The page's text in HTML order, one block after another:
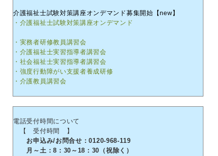
介護福祉士試験対策講座オンデマンド募集開始【new】
・介護福祉士試験対策講座オンデマンド
・実務者研修教員講習会
・介護福祉士実習指導者講習会
・社会福祉士実習指導者講習会
・強度行動障がい支援者養成研修
・介護教員講習会
電話受付時間について
【 受付時間 】
お申込み/お問合せ：0120-968-119
月～土：8：30～18：30（祝除く）